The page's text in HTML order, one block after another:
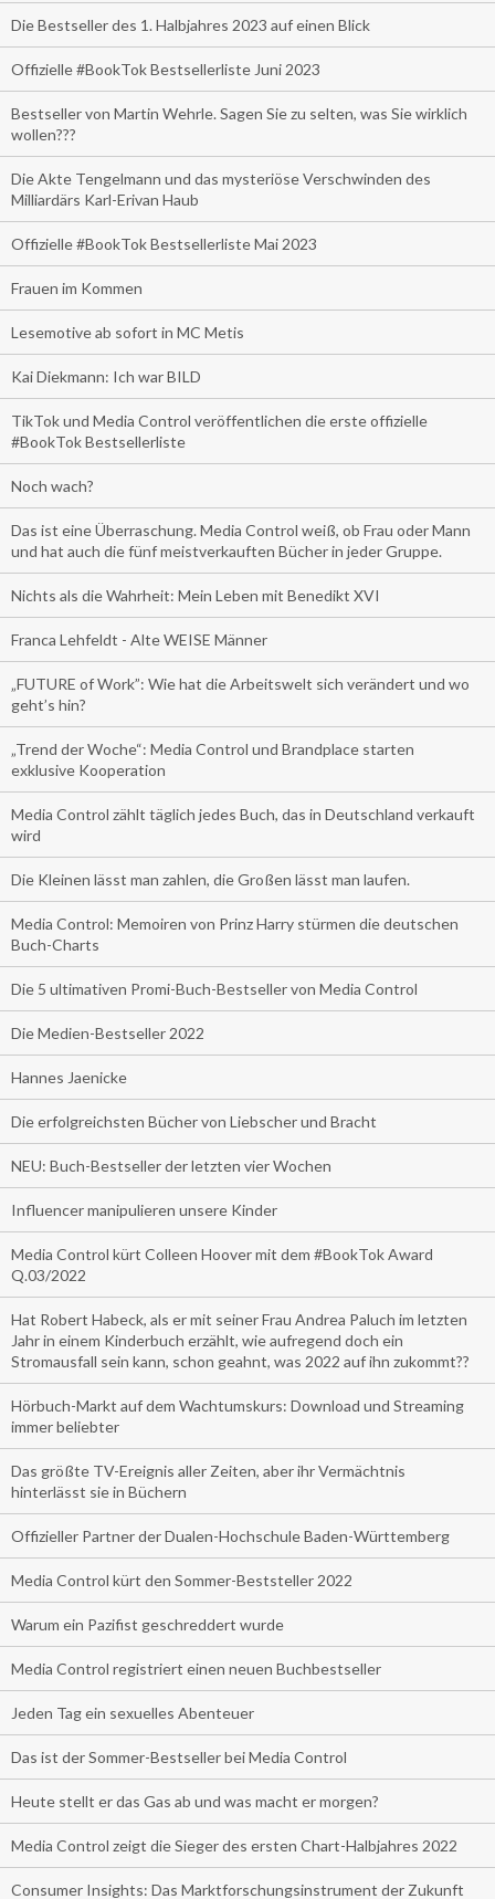
Die Bestseller des 1. Halbjahres 2023 auf einen Blick
Offizielle #BookTok Bestsellerliste Juni 2023
Bestseller von Martin Wehrle. Sagen Sie zu selten, was Sie wirklich
wollen???
Die Akte Tengelmann und das mysteriöse Verschwinden des
Milliardärs Karl-Erivan Haub
Offizielle #BookTok Bestsellerliste Mai 2023
Frauen im Kommen
Lesemotive ab sofort in MC Metis
Kai Diekmann: Ich war BILD
TikTok und Media Control veröffentlichen die erste offizielle
#BookTok Bestsellerliste
Noch wach?
Das ist eine Überraschung. Media Control weiß, ob Frau oder Mann
und hat auch die fünf meistverkauften Bücher in jeder Gruppe.
Nichts als die Wahrheit: Mein Leben mit Benedikt XVI
Franca Lehfeldt - Alte WEISE Männer
„FUTURE of Work”: Wie hat die Arbeitswelt sich verändert und wo
geht’s hin?
„Trend der Woche“: Media Control und Brandplace starten
exklusive Kooperation
Media Control zählt täglich jedes Buch, das in Deutschland verkauft
wird
Die Kleinen lässt man zahlen, die Großen lässt man laufen.
Media Control: Memoiren von Prinz Harry stürmen die deutschen
Buch-Charts
Die 5 ultimativen Promi-Buch-Bestseller von Media Control
Die Medien-Bestseller 2022
Hannes Jaenicke
Die erfolgreichsten Bücher von Liebscher und Bracht
NEU: Buch-Bestseller der letzten vier Wochen
Influencer manipulieren unsere Kinder
Media Control kürt Colleen Hoover mit dem #BookTok Award
Q.03/2022
Hat Robert Habeck, als er mit seiner Frau Andrea Paluch im letzten
Jahr in einem Kinderbuch erzählt, wie aufregend doch ein
Stromausfall sein kann, schon geahnt, was 2022 auf ihn zukommt??
Hörbuch-Markt auf dem Wachtumskurs: Download und Streaming
immer beliebter
Das größte TV-Ereignis aller Zeiten, aber ihr Vermächtnis
hinterlässt sie in Büchern
Offizieller Partner der Dualen-Hochschule Baden-Württemberg
Media Control kürt den Sommer-Beststeller 2022
Warum ein Pazifist geschreddert wurde
Media Control registriert einen neuen Buchbestseller
Jeden Tag ein sexuelles Abenteuer
Das ist der Sommer-Bestseller bei Media Control
Heute stellt er das Gas ab und was macht er morgen?
Media Control zeigt die Sieger des ersten Chart-Halbjahres 2022
Consumer Insights: Das Marktforschungsinstrument der Zukunft